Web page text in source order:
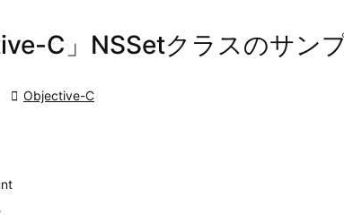
C」NSSetクラスのサン
 Objective-C